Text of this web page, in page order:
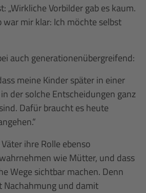
„Wirkliche Vorbilder gab es kaum.
war mir klar: Ich möchte selbst
auch generationenübergreifend:
meine Kinder später in einer
der solche Entscheidungen ganz
Dafür braucht es heute
ihre Rolle ebenso
wie Mütter, und dass
Wege sichtbar machen. Denn
Nachahmung und damit